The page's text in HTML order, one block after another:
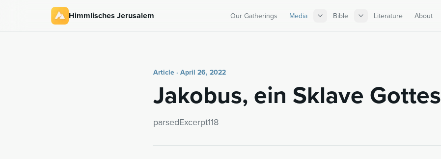
Himmlisches Jerusalem Our Gatherings Media Bible Literature About
Article · April 26, 2022
Jakobus, ein Sklave Gottes
parsedEx­cerpt118